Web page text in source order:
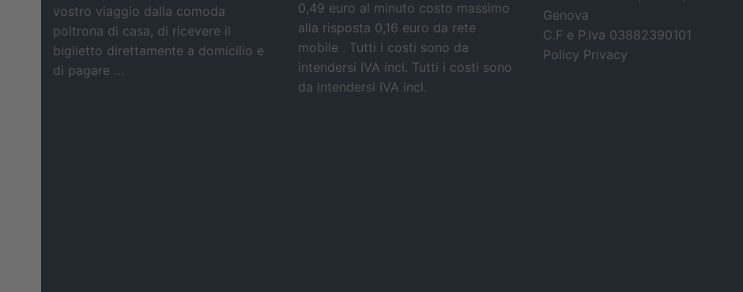
vostro viaggio dalla comoda
poltrona di casa, di ricevere il
biglietto direttamente a domicilio e
di pagare …
0,49 euro al minuto costo massimo
alla risposta 0,16 euro da rete
mobile . Tutti i costi sono da
intendersi IVA incl. Tutti i costi sono
da intendersi IVA incl.
Genova
C.F e P.Iva 03882390101
Policy Privacy